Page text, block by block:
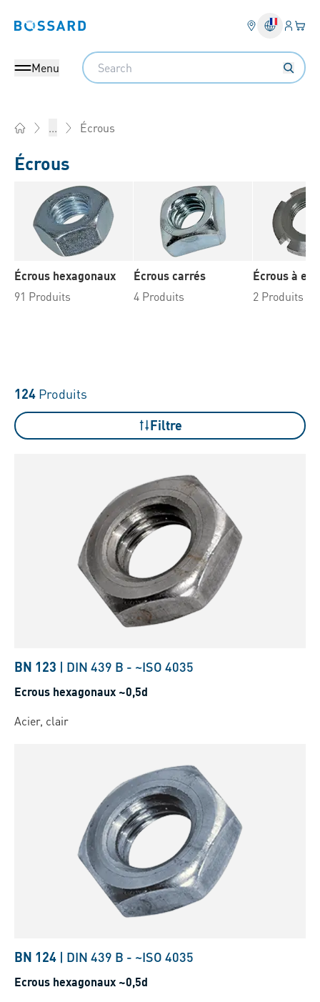
Bossard homepage
Menu
Search
... Écrous
Écrous
Écrous hexagonaux
91 Produits
Écrous carrés
4 Produits
Écrous à
2 Produits
124 Produits
Filtre
BN 123 | DIN 439 B - ~ISO 4035
Ecrous hexagonaux ~0,5d
Acier, clair
BN 124 | DIN 439 B - ~ISO 4035
Ecrous hexagonaux ~0,5d